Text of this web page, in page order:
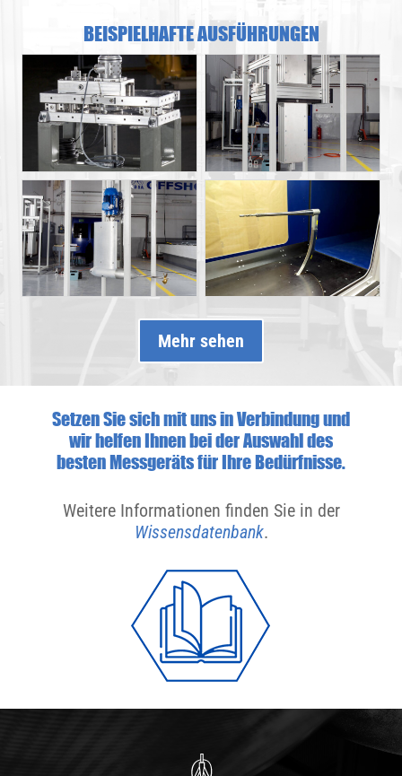
BEISPIELHAFTE AUSFÜHRUNGEN
Mehr sehen
Setzen Sie sich mit uns in Verbindung und
wir helfen Ihnen bei der Auswahl des
besten Messgeräts für Ihre Bedürfnisse.
Weitere Informationen finden Sie in der
Wissensdatenbank.